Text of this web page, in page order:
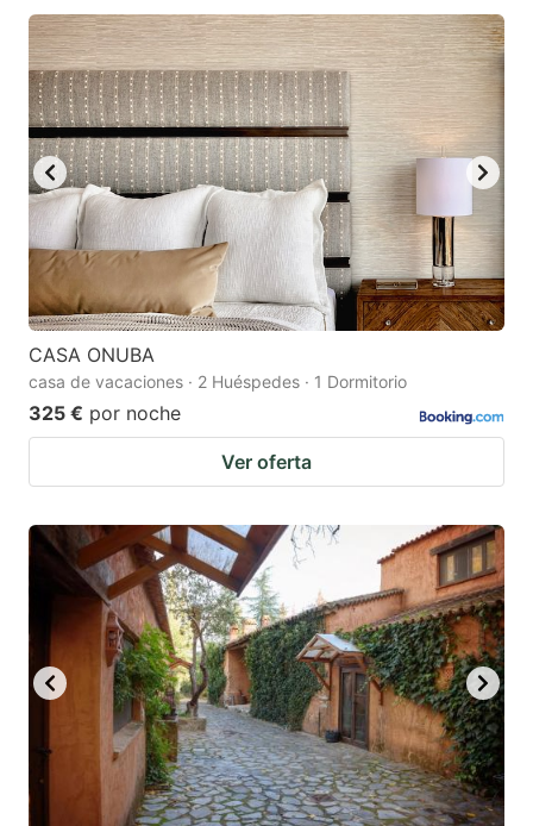
CASA ONUBA
casa de vacaciones · 2 Huéspedes · 1 Dormitorio
325 € por noche
Ver oferta